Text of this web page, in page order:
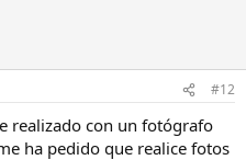
#12
realizado con un fotógrafo
ha pedido que realice fotos